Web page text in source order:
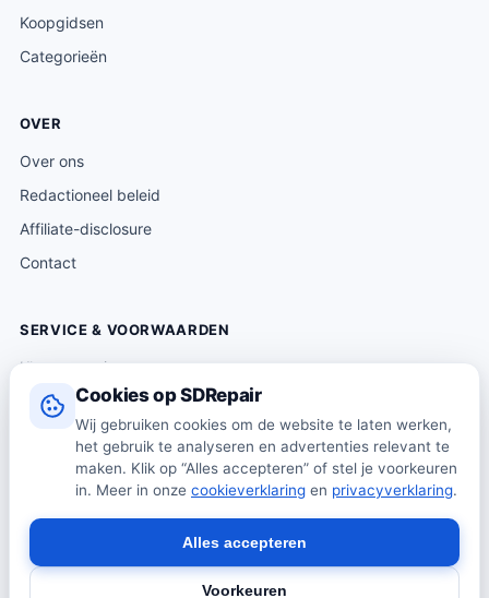
Cookies op SDRepair
Wij gebruiken cookies om de website te laten werken,
het gebruik te analyseren en advertenties relevant te
maken. Klik op “Alles accepteren” of stel je voorkeuren
in. Meer in onze cookieverklaring en privacyverklaring.
Voorkeuren
Alles accepteren
Koopgidsen
Categorieën
OVER
Over ons
Redactioneel beleid
Affiliate-disclosure
Contact
SERVICE & VOORWAARDEN
Klantenservice
Verzending & levering
Retourneren
Algemene voorwaarden